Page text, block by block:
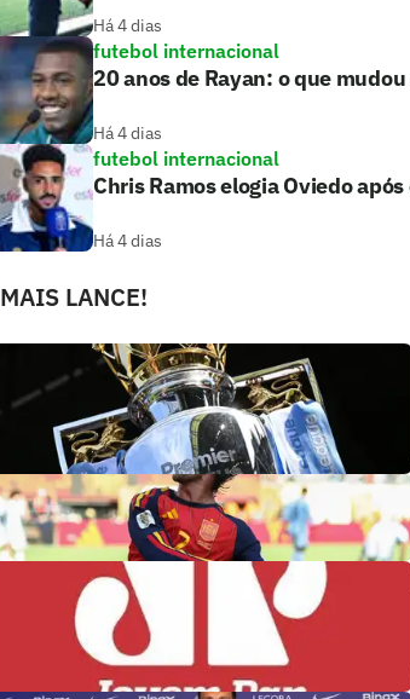
Há 4 dias
futebol internacional
20 anos de Rayan: o que
Há 4 dias
futebol internacional
Chris Ramos elogia Oviedo
Há 4 dias
MAIS LANCE!